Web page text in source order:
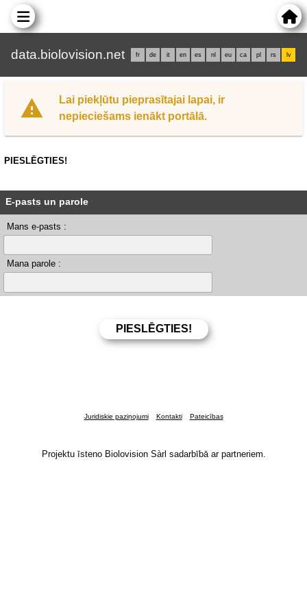
data.biolovision.net fr de it en es nl eu ca pl rs lv
Lai piekļūtu pieprasītajai lapai, ir
nepieciešams ienākt portālā.
PIESLĒGTIES!
E-pasts un parole
Mans e-pasts :
Mana parole :
Juridiskie paziņojumi Kontakti Pateicības
Projektu īsteno Biolovision Sàrl sadarbībā ar partneriem.